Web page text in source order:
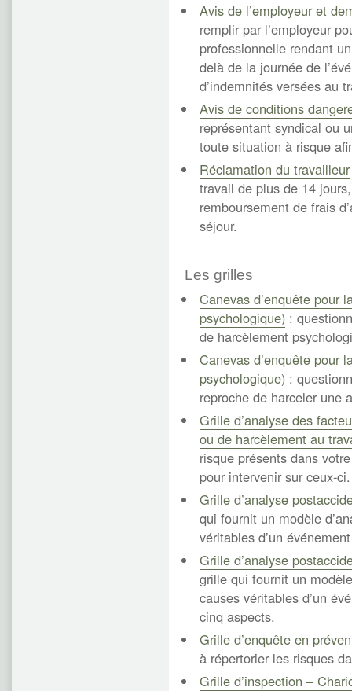
Avis de l’employeur et
remplir par l’employeur
professionnelle rendant
delà de la journée de
d’indemnités versées au
Avis de conditions
représentant syndical ou
toute situation à risque
Réclamation du travailleur
travail de plus de 14
remboursement de frais
séjour.
Les grilles
Canevas d’enquête pour
psychologique) :
de harcèlement
Canevas d’enquête pour
psychologique) :
reproche de harceler une
Grille d’analyse des
ou de harcèlement au
risque présents dans
pour intervenir sur ceux-ci.
Grille d’analyse
qui fournit un modèle
véritables d’un
Grille d’analyse
grille qui fournit un
causes véritables d’un
cinq aspects.
Grille d’enquête en
à répertorier les risques
Grille d’inspection –